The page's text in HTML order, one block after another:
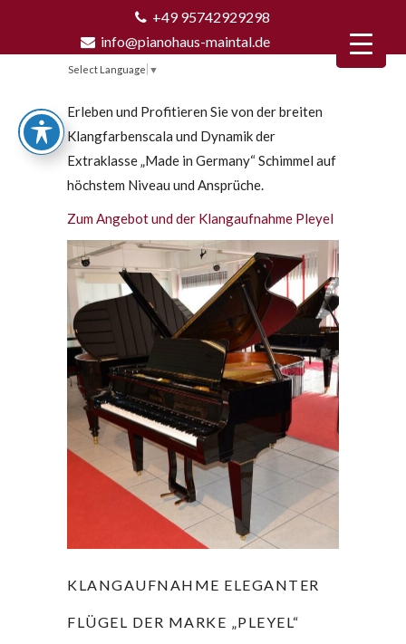
+49 95742929298
info@pianohaus-maintal.de
Select Language ▼
Erleben und Profitieren Sie von der breiten
Klangfarbenscala und Dynamik der
Extraklasse „Made in Germany“ Schimmel auf
höchstem Niveau und Ansprüche.
Zum Angebot und der Klangaufnahme Pleyel
KLANGAUFNAHME ELEGANTER
FLÜGEL DER MARKE „PLEYEL“